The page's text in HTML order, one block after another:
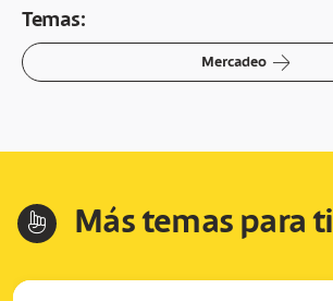
Temas:
Mercadeo arrow-right
hand-index Más temas para ti